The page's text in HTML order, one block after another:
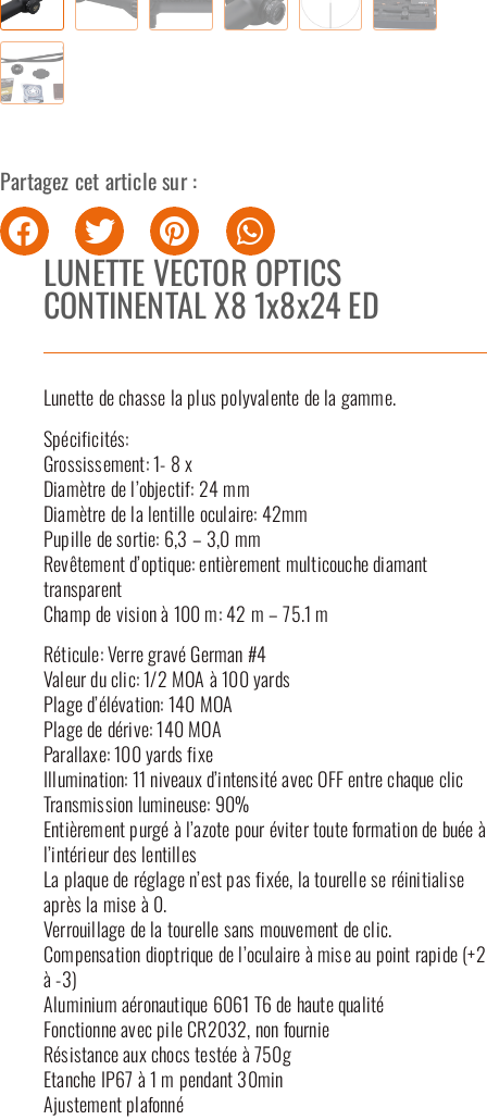
Partagez cet article sur :
LUNETTE VECTOR OPTICS
CONTINENTAL X8 1x8x24 ED
Lunette de chasse la plus polyvalente de la gamme.
Spécificités:
Grossissement: 1- 8 x
Diamètre de l’objectif: 24 mm
Diamètre de la lentille oculaire: 42mm
Pupille de sortie: 6,3 – 3,0 mm
Revêtement d’optique: entièrement multicouche diamant
transparent
Champ de vision à 100 m: 42 m – 75.1 m
Réticule: Verre gravé German #4
Valeur du clic: 1/2 MOA à 100 yards
Plage d’élévation: 140 MOA
Plage de dérive: 140 MOA
Parallaxe: 100 yards fixe
Illumination: 11 niveaux d’intensité avec OFF entre chaque clic
Transmission lumineuse: 90%
Entièrement purgé à l’azote pour éviter toute formation de buée à
l’intérieur des lentilles
La plaque de réglage n’est pas fixée, la tourelle se réinitialise
après la mise à 0.
Verrouillage de la tourelle sans mouvement de clic.
Compensation dioptrique de l’oculaire à mise au point rapide (+2
à -3)
Aluminium aéronautique 6061 T6 de haute qualité
Fonctionne avec pile CR2032, non fournie
Résistance aux chocs testée à 750g
Etanche IP67 à 1 m pendant 30min
Ajustement plafonné